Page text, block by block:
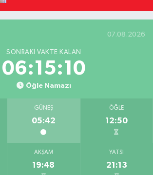
07.08.2026
SONRAKI VAKTE KALAN
06:15:09
Öğle Namazı
GÜNEŞ
05:42
ÖĞLE
12:50
AKŞAM
19:48
YATSI
21:13